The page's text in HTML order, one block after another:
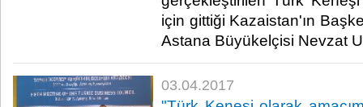
için gittiği Kazaistan'ın
Astana Büyükelçisi Nevzat
03.04.2017